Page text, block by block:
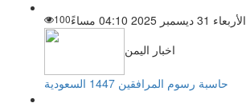
الأربعاء 31 ديسمبر 2025 04:10 مساءً
100
اخبار اليمن
حاسبة رسوم المرافقين 1447 السعودية